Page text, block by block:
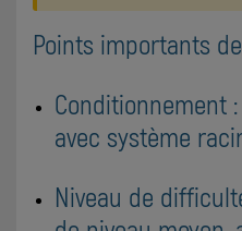
Points importants
Conditionnement
avec système
Niveau de